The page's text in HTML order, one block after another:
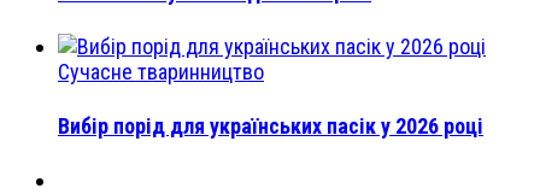
Сучасне тваринництво
Вибір порід для українських пасік у 2026 році